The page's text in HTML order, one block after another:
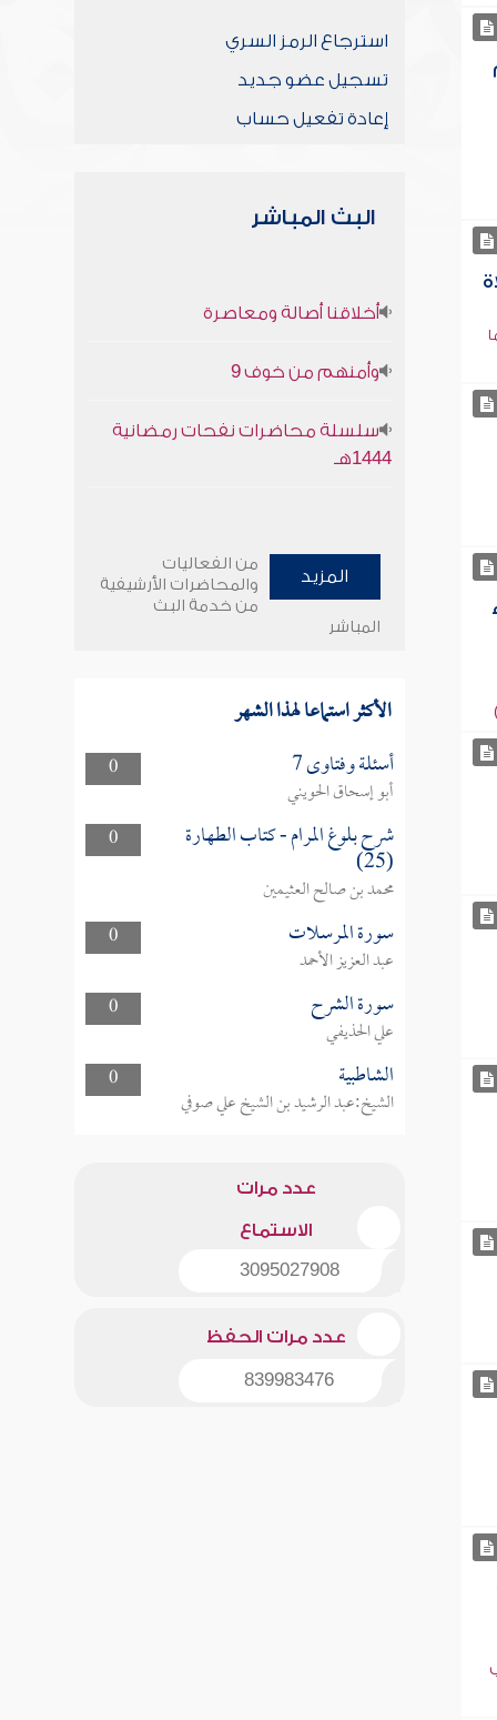
استرجاع الرمز السري
تسجيل عضو جديد
إعادة تفعيل حساب
البث المباشر
أخلاقنا أصالة ومعاصرة
وأمنهم من خوف 9
سلسلة محاضرات نفحات رمضانية
1444هـ
المزيد
من الفعاليات
والمحاضرات الأرشيفية
من خدمة البث
المباشر
الأكثر استماعا لهذا الشهر
0 أسئلة وفتاوى 7
أبو إسحاق الحويني
0
شرح بلوغ المرام - كتاب الطهارة
(25)
محمد بن صالح العثيمين
0
سورة المرسلات
عبد العزيز الأحمد
0
سورة الشرح
علي الحذيفي
0
الشاطبية
الشيخ:عبد الرشيد بن الشيخ علي صوفي
عدد مرات
الاستماع
3095027908
عدد مرات الحفظ
839983476